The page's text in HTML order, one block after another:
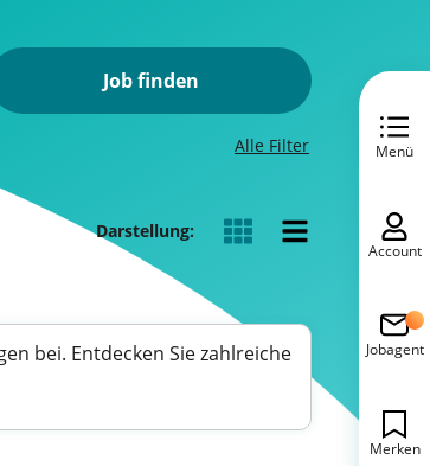
Job finden
Alle Filter
Darstellung:
bei. Entdecken Sie zahlreiche
Menü
Account
Jobagent
Merken